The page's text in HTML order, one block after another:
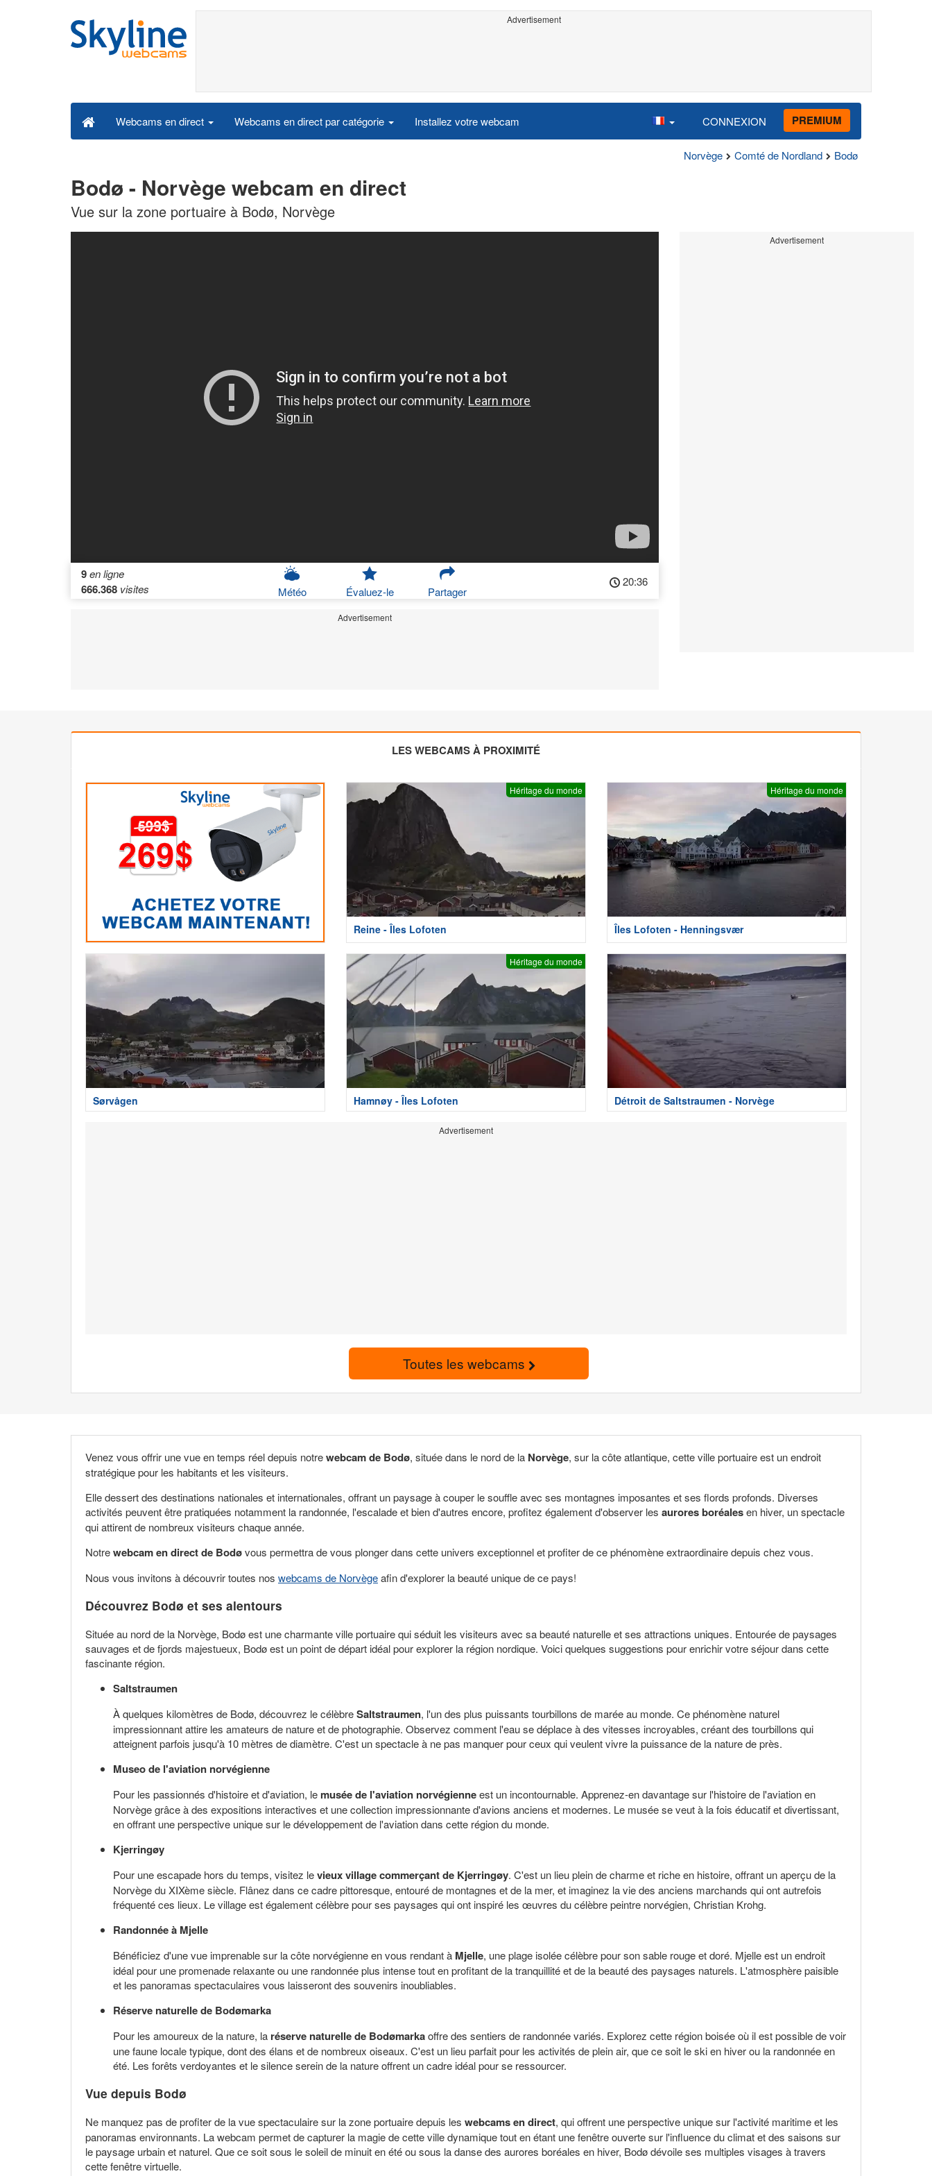
Advertisement
Webcams en direct Webcams en direct par catégorie Installez votre webcam CONNEXION PREMIUM
Norvège Comté de Nordland Bodø
Bodø - Norvège webcam en direct
Vue sur la zone portuaire à Bodø, Norvège
9en ligne
666.368 visites Météo Évaluez-le Partager
20:36
Advertisement
Advertisement
LES WEBCAMS À PROXIMITÉ
Héritage du monde
Reine - Îles Lofoten
Héritage du monde
Îles Lofoten - Henningsvær
Sørvågen
Héritage du monde
Hamnøy - Îles Lofoten Détroit de Saltstraumen - Norvège
Advertisement
Toutes les webcams
Venez vous offrir une vue en temps réel depuis notrewebcam de Bodø, située dans le nord de la Norvège, sur la côte atlantique, cette ville portuaire est un endroit
stratégique pour les habitants et les visiteurs.
Elle dessert des destinations nationales et internationales, offrant un paysage à couper le souffle avec ses montagnes imposantes et ses flords profonds. Diverses
activités peuvent être pratiquées notamment la randonnée, l'escalade et bien d'autres encore, profitez également d'observer les aurores boréalesen hiver, un spectacle
qui attirent de nombreux visiteurs chaque année.
Notrewebcam en direct de Bodøvous permettra de vous plonger dans cette univers exceptionnel et profiter de ce phénomène extraordinaire depuis chez vous.
Nous vous invitons à découvrir toutes nos webcams de Norvègeafin d'explorer la beauté unique de ce pays!
Découvrez Bodø et ses alentours
Située au nord de la Norvège, Bodø est une charmante ville portuaire qui séduit les visiteurs avec sa beauté naturelle et ses attractions uniques. Entourée de paysages
sauvages et de fjords majestueux, Bodø est un point de départ idéal pour explorer la région nordique. Voici quelques suggestions pour enrichir votre séjour dans cette
fascinante région.
Saltstraumen
À quelques kilomètres de Bodø, découvrez le célèbreSaltstraumen, l'un des plus puissants tourbillons de marée au monde. Ce phénomène naturel
impressionnant attire les amateurs de nature et de photographie. Observez comment l'eau se déplace à des vitesses incroyables, créant des tourbillons qui
atteignent parfois jusqu'à 10 mètres de diamètre. C'est un spectacle à ne pas manquer pour ceux qui veulent vivre la puissance de la nature de près.
Museo de l'aviation norvégienne
Pour les passionnés d'histoire et d'aviation, le musée de l'aviation norvégienneest un incontournable. Apprenez-en davantage sur l'histoire de l'aviation en
Norvège grâce à des expositions interactives et une collection impressionnante d'avions anciens et modernes. Le musée se veut à la fois éducatif et divertissant,
en offrant une perspective unique sur le développement de l'aviation dans cette région du monde.
Kjerringøy
Pour une escapade hors du temps, visitez levieux village commerçant de Kjerringøy. C'est un lieu plein de charme et riche en histoire, offrant un aperçu de la
Norvège du XIXème siècle. Flânez dans ce cadre pittoresque, entouré de montagnes et de la mer, et imaginez la vie des anciens marchands qui ont autrefois
fréquenté ces lieux. Le village est également célèbre pour ses paysages qui ont inspiré les œuvres du célèbre peintre norvégien, Christian Krohg.
Randonnée à Mjelle
Bénéficiez d'une vue imprenable sur la côte norvégienne en vous rendant à Mjelle, une plage isolée célèbre pour son sable rouge et doré. Mjelle est un endroit
idéal pour une promenade relaxante ou une randonnée plus intense tout en profitant de la tranquillité et de la beauté des paysages naturels. L'atmosphère paisible
et les panoramas spectaculaires vous laisseront des souvenirs inoubliables.
Réserve naturelle de Bodømarka
Pour les amoureux de la nature, la réserve naturelle de Bodømarkaoffre des sentiers de randonnée variés. Explorez cette région boisée où il est possible de voir
une faune locale typique, dont des élans et de nombreux oiseaux. C'est un lieu parfait pour les activités de plein air, que ce soit le ski en hiver ou la randonnée en
été. Les forêts verdoyantes et le silence serein de la nature offrent un cadre idéal pour se ressourcer.
Vue depuis Bodø
Ne manquez pas de profiter de la vue spectaculaire sur la zone portuaire depuis les webcams en direct, qui offrent une perspective unique sur l'activité maritime et les
panoramas environnants. La webcam permet de capturer la magie de cette ville dynamique tout en étant une fenêtre ouverte sur l'influence du climat et des saisons sur
le paysage urbain et naturel. Que ce soit sous le soleil de minuit en été ou sous la danse des aurores boréales en hiver, Bodø dévoile ses multiples visages à travers
cette fenêtre virtuelle.